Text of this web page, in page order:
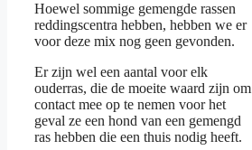
Hoewel sommige gemengde rassen
reddingscentra hebben, hebben we er
voor deze mix nog geen gevonden.
Er zijn wel een aantal voor elk
ouderras, die de moeite waard zijn om
contact mee op te nemen voor het
geval ze een hond van een gemengd
ras hebben die een thuis nodig heeft.